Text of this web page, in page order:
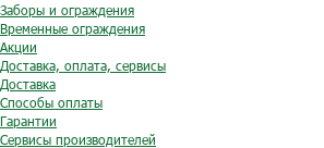
Заборы и ограждения
Временные ограждения
Акции
Доставка, оплата, сервисы
Доставка
Способы оплаты
Гарантии
Сервисы производителей